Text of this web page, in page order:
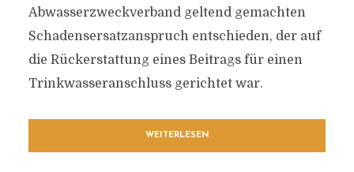
Abwasserzweckverband geltend gemachten
Schadensersatzanspruch entschieden, der auf
die Rückerstattung eines Beitrags für einen
Trinkwasseranschluss gerichtet war.
WEITERLESEN